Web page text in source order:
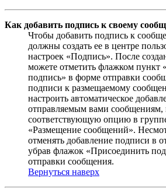
Как добавить подпись к своему
Чтобы добавить подпись к
должны создать ее в центре
настроек «Подпись». После
можете отметить флажком пункт
подпись» в форме отправки
подписи к размещаемому
настроить автоматическое
отправляемым вами сообщениям,
соответствующую опцию в
«Размещение сообщений».
отменять добавление подписи в
убрав флажок «Присоединить
отправки сообщения.
Вернуться наверх